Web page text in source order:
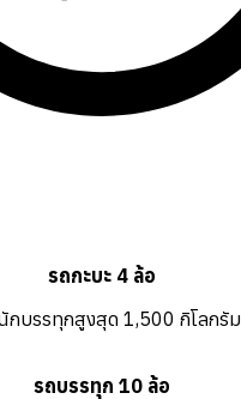
รถกะบะ 4 ล้อ
กบรรทุกสูงสุด 1,500 กิโลกรัม
รถบรรทุก 10 ล้อ